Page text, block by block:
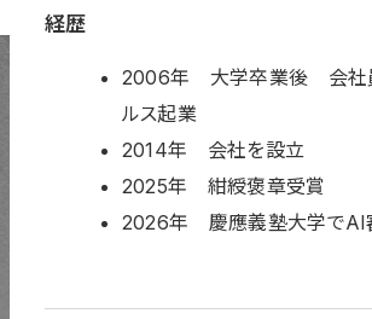
経歴
2006年 大学卒業後 会社
ルス起業
2014年 会社を設立
2025年 紺綬褒章受賞
2026年 慶應義塾大学でAI